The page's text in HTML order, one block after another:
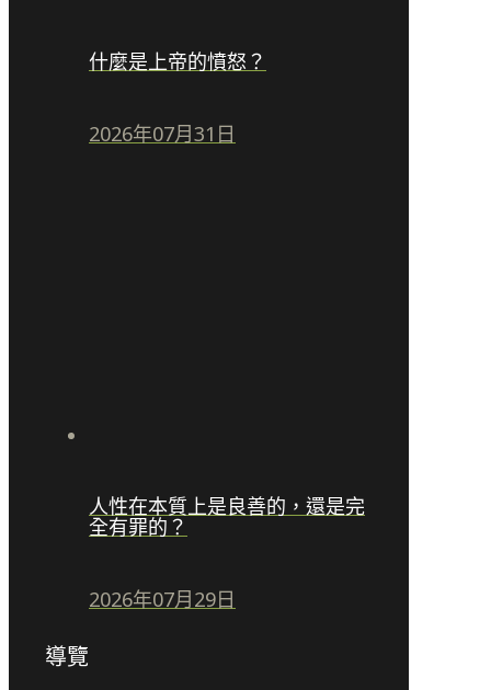
什麼是上帝的憤怒？
2026年07月31日
人性在本質上是良善的，還是完
全有罪的？
2026年07月29日
導覽